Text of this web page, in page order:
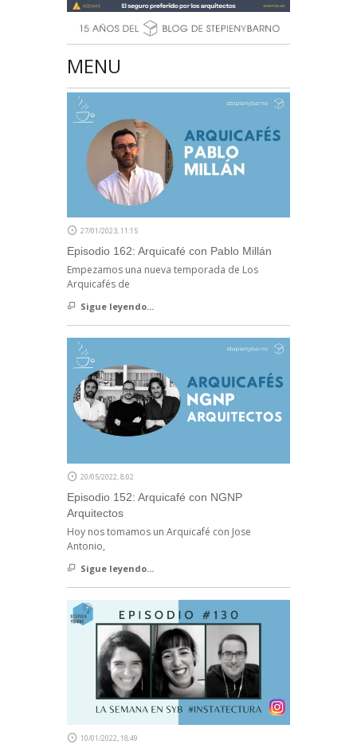
MENU
27/01/2023, 11:15
Episodio 162: Arquicafé con Pablo Millán
Empezamos una nueva temporada de Los
Arquicafés de
Sigue leyendo...
20/05/2022, 8:02
Episodio 152: Arquicafé con NGNP
Arquitectos
Hoy nos tomamos un Arquicafé con Jose
Antonio,
Sigue leyendo...
10/01/2022, 18:49